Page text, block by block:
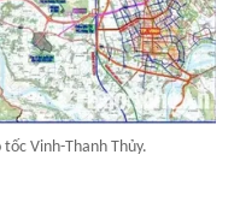
Vinh-Thanh Thủy.